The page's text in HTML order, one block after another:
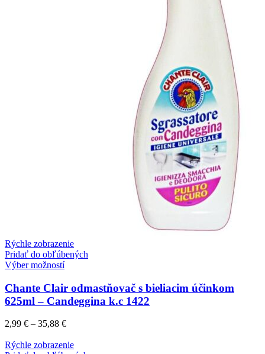
Rýchle zobrazenie
Pridať do obľúbených
Výber možností
Chante Clair odmastňovač s bieliacim účinkom
625ml – Candeggina k.c 1422
2,99 € – 35,88 €
Rýchle zobrazenie